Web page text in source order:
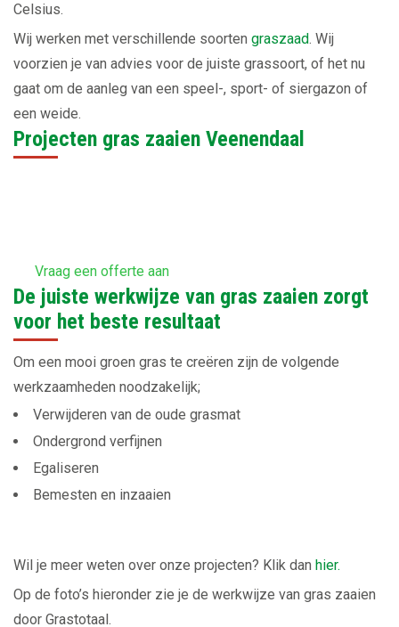
Celsius.
Wij werken met verschillende soorten graszaad. Wij
voorzien je van advies voor de juiste grassoort, of het nu
gaat om de aanleg van een speel-, sport- of siergazon of
een weide.
Projecten gras zaaien Veenendaal
Vraag een offerte aan
De juiste werkwijze van gras zaaien zorgt
voor het beste resultaat
Om een mooi groen gras te creëren zijn de volgende
werkzaamheden noodzakelijk;
Verwijderen van de oude grasmat
Ondergrond verfijnen
Egaliseren
Bemesten en inzaaien
Wil je meer weten over onze projecten? Klik dan hier.
Op de foto’s hieronder zie je de werkwijze van gras zaaien
door Grastotaal.